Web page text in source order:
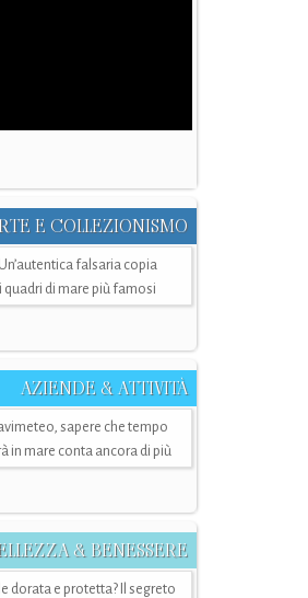
E COLLEZIONISMO
Un’autentica falsaria copia
i quadri di mare più famosi
AZIENDE & ATTIVITÀ
sapere che tempo
in mare conta ancora di più
& BENESSERE
dorata e protetta? Il segreto